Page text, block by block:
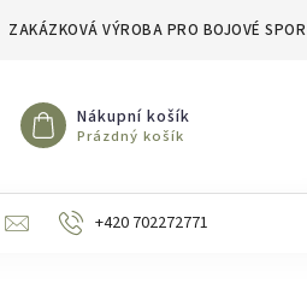
ZAKÁZKOVÁ VÝROBA PRO BOJOVÉ
Nákupní košík
Prázdný košík
SLEVY A VÝPRODEJE
+420 702272771